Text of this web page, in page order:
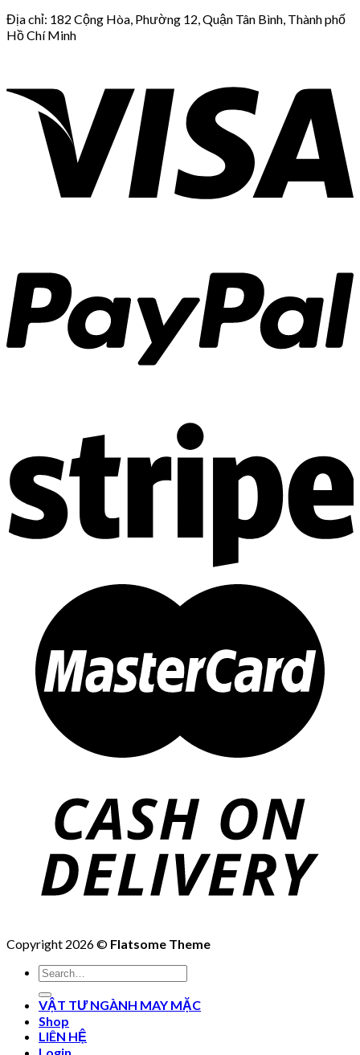
Địa chỉ: 182 Cộng Hòa, Phường 12, Quận Tân Bình, Thành phố
Hồ Chí Minh
Copyright 2026 © Flatsome Theme
Search
for:
VẬT TƯ NGÀNH MAY MẶC
Shop
LIÊN HỆ